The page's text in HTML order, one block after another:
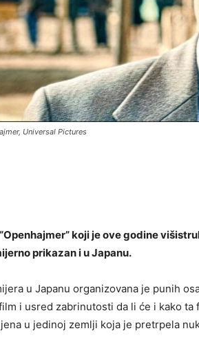
Universal Pictures
koji je ove godine
prikazan i u Japanu.
u Japanu organizovana je punih
i usred zabrinutosti da li će i kako
u jedinoj zemlji koja je pretrpela